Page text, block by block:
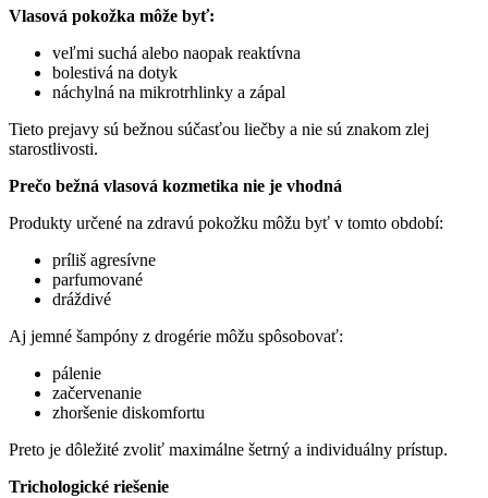
Vlasová pokožka môže byť:
veľmi suchá alebo naopak reaktívna
bolestivá na dotyk
náchylná na mikrotrhlinky a zápal
Tieto prejavy sú bežnou súčasťou liečby a nie sú znakom zlej
starostlivosti.
Prečo bežná vlasová kozmetika nie je vhodná
Produkty určené na zdravú pokožku môžu byť v tomto období:
príliš agresívne
parfumované
dráždivé
Aj jemné šampóny z drogérie môžu spôsobovať:
pálenie
začervenanie
zhoršenie diskomfortu
Preto je dôležité zvoliť maximálne šetrný a individuálny prístup.
Trichologické riešenie